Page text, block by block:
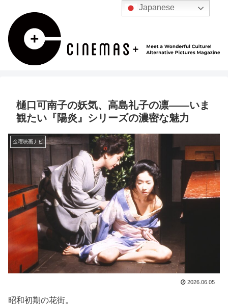
樋口可南子の妖気、高島礼子の凛――いま
観たい『陽炎』シリーズの濃密な魅力
金曜映画ナビ
2026.06.05
昭和初期の花街。
Japanese